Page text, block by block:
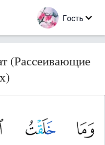
Гость
(Рассеивающие